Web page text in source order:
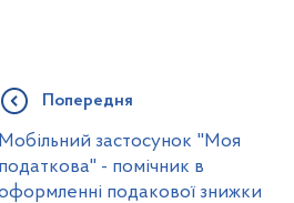
Попередня
Мобільний застосунок "Моя
податкова" - помічник в
подакової знижки